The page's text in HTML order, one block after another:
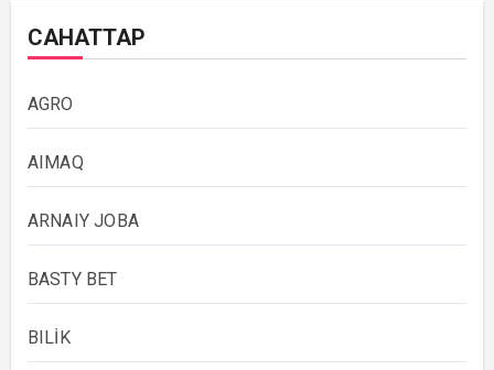
САНАТТАР
AGRO
AIMAQ
ARNAIY JOBA
BASTY BET
BILİK